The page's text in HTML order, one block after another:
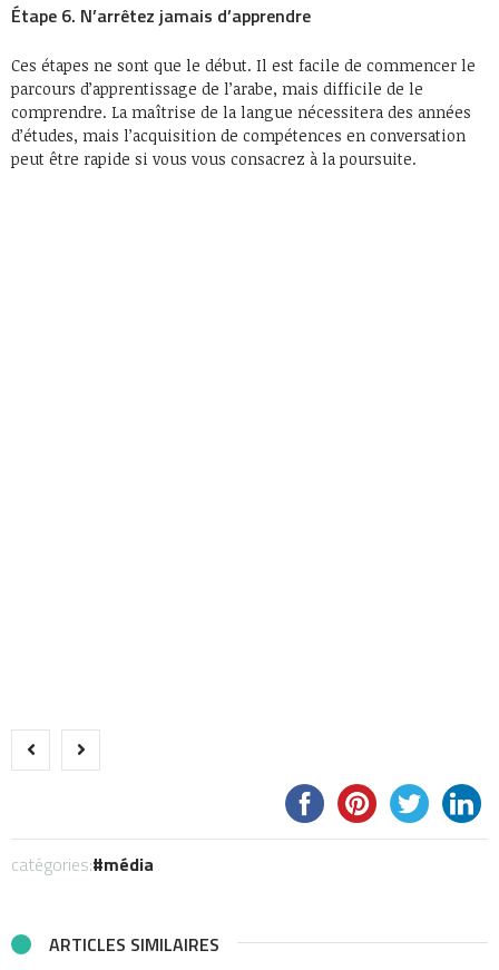
Étape 6. N’arrêtez jamais d’apprendre
Ces étapes ne sont que le début. Il est facile de commencer le
parcours d’apprentissage de l’arabe, mais difficile de le
comprendre. La maîtrise de la langue nécessitera des années
d’études, mais l’acquisition de compétences en conversation
peut être rapide si vous vous consacrez à la poursuite.
catégories: média
ARTICLES SIMILAIRES